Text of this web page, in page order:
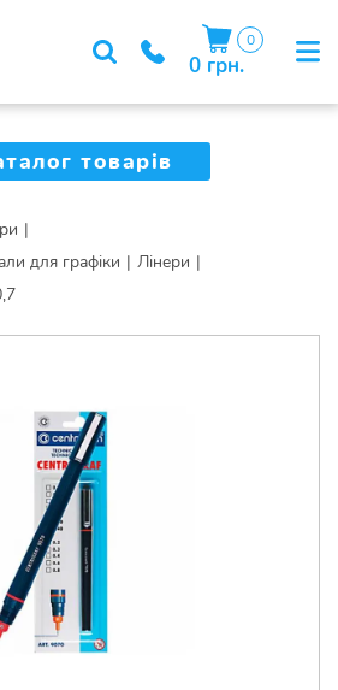
0
0 грн.
товарів
для графіки
Лінери